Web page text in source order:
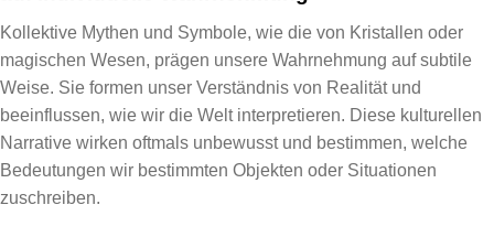
Kollektive Mythen und Symbole, wie die von Kristallen oder
magischen Wesen, prägen unsere Wahrnehmung auf subtile
Weise. Sie formen unser Verständnis von Realität und
beeinflussen, wie wir die Welt interpretieren. Diese kulturellen
Narrative wirken oftmals unbewusst und bestimmen, welche
Bedeutungen wir bestimmten Objekten oder Situationen
zuschreiben.